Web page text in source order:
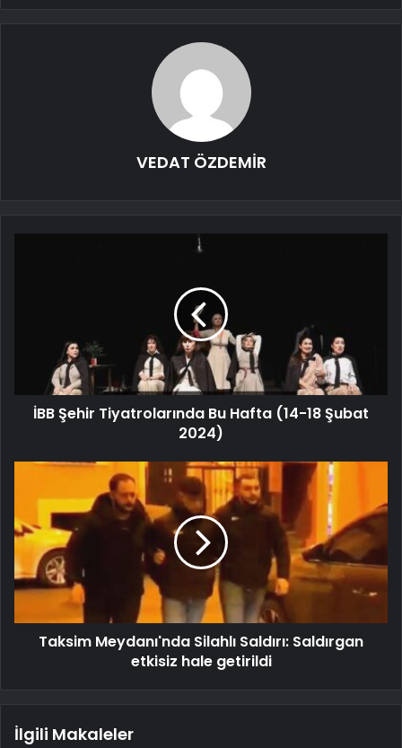
VEDAT ÖZDEMİR
İBB Şehir Tiyatrolarında Bu Hafta (14-18 Şubat
2024)
Taksim Meydanı'nda Silahlı Saldırı: Saldırgan
etkisiz hale getirildi
İlgili Makaleler